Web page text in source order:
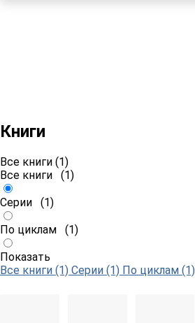
Книги
Все книги (1)
Все книги (1)
Серии (1)
По циклам (1)
Показать
Все книги (1) Серии (1) По циклам (1)